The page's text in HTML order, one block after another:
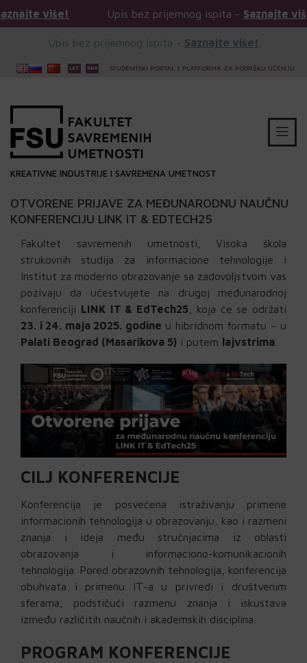
Upis bez prijemnog ispita -Saznajte više!
Upis bez prijemnog ispita - Saznajte više!
STUDENTSKI PORTAL | PLATFORMA ZA PODRŠKU UČENJU
KREATIVNE INDUSTRIJE I SAVREMENA UMETNOST
OTVORENE PRIJAVE ZA MEĐUNARODNU NAUČNU
KONFERENCIJU LINK IT & EDTECH25
Fakultet savremenih umetnosti, Visoka škola
strukovnih studija za informacione tehnologije i
Institut za moderno obrazovanje sa zadovoljstvom vas
pozivaju da učestvujete na drugoj međunarodnoj
konferenciji LINK IT & EdTech25 , koja će se održati
23. i 24. maja 2025. godine u hibridnom formatu – u
Palati Beograd (Masarikova 5) i putem lajvstrima
CILJ KONFERENCIJE
Konferencija je posvećena istraživanju primene
informacionih tehnologija u obrazovanju, kao i razmeni
znanja i ideja među stručnjacima iz oblasti
obrazovanja i informaciono-komunikacionih
tehnologija. Pored obrazovnih tehnologija, konferencija
obuhvata i primenu IT-a u privredi i društvenim
sferama, podstičući razmenu znanja i iskustava
između različitih naučnih i akademskih disciplina.
PROGRAM KONFERENCIJE